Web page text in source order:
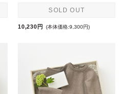
SOLD OUT
10,230円 (本体価格:9,300円)